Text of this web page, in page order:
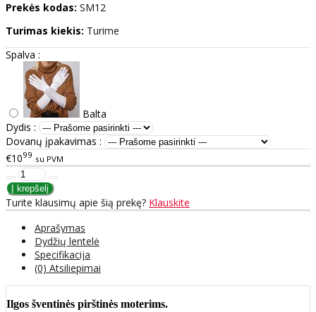
Prekės kodas: SM12
Turimas kiekis: Turime
Spalva :
Balta
Dydis :
Dovanų įpakavimas :
€1099 su PVM
Turite klausimų apie šią prekę? Klauskite
Aprašymas
Dydžių lentelė
Specifikacija
(0) Atsiliepimai
Ilgos šventinės pirštinės moterims.